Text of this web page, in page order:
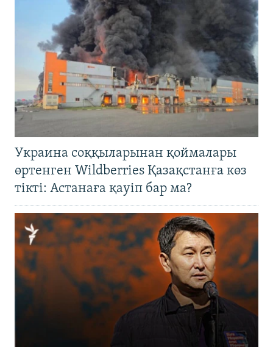
Украина соққыларынан қоймалары
өртенген Wildberries Қазақстанға көз
тікті: Астанаға қауіп бар ма?